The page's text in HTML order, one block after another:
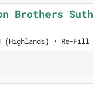
Brothers
• Re-Fill